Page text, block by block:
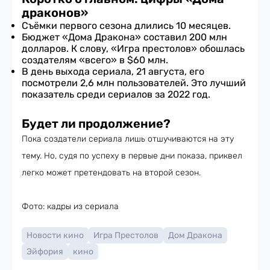
драконов»
Съёмки первого сезона длились 10 месяцев.
Бюджет «Дома Дракона» составил 200 млн
долларов. К слову, «Игра престолов» обошлась
создателям «всего» в $60 млн.
В день выхода сериала, 21 августа, его
посмотрели 2,6 млн пользователей. Это лучший
показатель среди сериалов за 2022 год.
Будет ли продолжение?
Пока создатели сериала лишь отшучиваются на эту
тему. Но, судя по успеху в первые дни показа, приквел
легко может претендовать на второй сезон.
Фото: кадры из сериала
Новости кино Игра Престолов
Дом Дракона
Эйфория
кино